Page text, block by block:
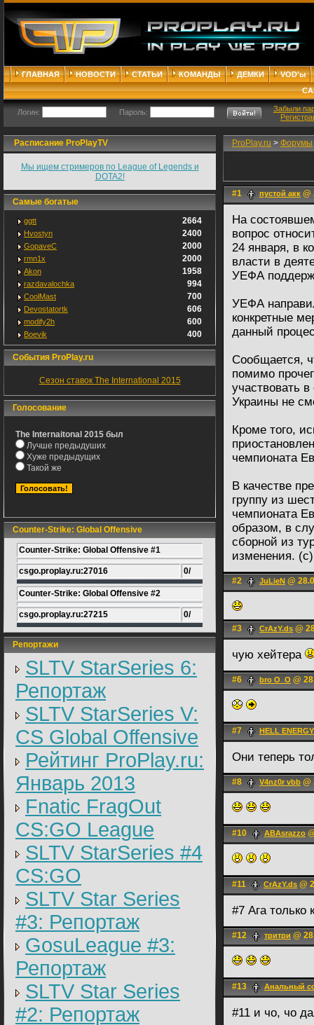
ГЛАВНАЯ НОВОСТИ СТАТЬИ КОМАНДЫ ДЕМКИ
VOD'ы
Логин: Пароль:
Забыли
Расписание ProPlayTV
Мы ищем стримеров по League of Legends и
DOTA2!
Самые богатые
ggtt 2664
Hvostyn 2400
GopaveC 2000
rmn1x 2000
Akon 1958
razdavalochka 994
CoolMast 700
Devostatortk 606
modify2h 600
Boevik 400
События ProPlay.ru
Сезон ставок The International 2015
Голосование
The Internaitonal 2015 был
Лучше предыдуших
Хуже предыдущих
Такой же
Counter-Strike: Global Offensive
Counter-Strike: Global Offensive #1
csgo.proplay.ru:27016 0/
Counter-Strike: Global Offensive #2
csgo.proplay.ru:27215 0/
Репортажи
SLTV StarSeries 6:
Репортаж
SLTV StarSeries V:
CS Global Offensive
Рейтинг ProPlay.ru:
Январь 2013
Fnatic FragOut
CS:GO League
SLTV StarSeries #4
CS:GO
SLTV Star Series
#3: Репортаж
GosuLeague #3:
Репортаж
SLTV Star Series
#2: Репортаж
ProPlay.ru > Форумы
#1 пустой акк @
На
вопрос
24 января, в
власти в
УЕФА
УЕФА
конкретные
данный
Сообщается,
помимо
участвовать
Украины не
Кроме того,
чемпионата
В качестве
группу из
чемпионата
образом, в
сборной из
изменения.
#2 JuLieN @
#3 CrAzY.ds @
чую хейтера
#6 bro O_O @
#7 HELL
Они теперь
#8 V4nz0r vbb @
#10 ABAsrazzo
#11 CrAzY.ds @
#7 Ага только
#12 тритри @
#13 Анальный
#11 и чо, чо